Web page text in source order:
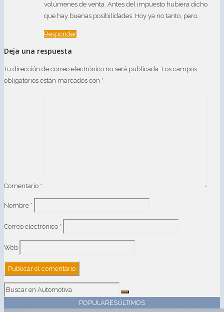
volúmenes de venta. Antes del impuesto hubiera dicho
que hay buenas posibilidades. Hoy ya no tanto, pero…
Responder
Deja una respuesta
Tu dirección de correo electrónico no será publicada. Los campos
obligatorios están marcados con *
Comentario *
Nombre *
Correo electrónico *
Web
POPULARESÚLTIMOS